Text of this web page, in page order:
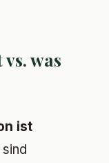
vs. was
ist